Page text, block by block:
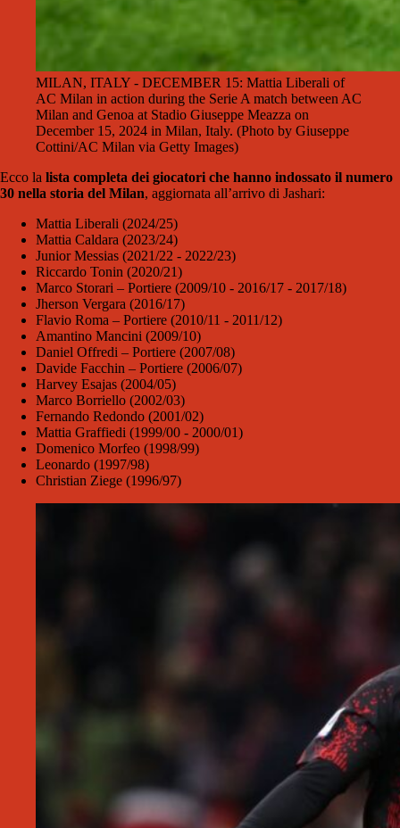
MILAN, ITALY - DECEMBER 15: Mattia Liberali of
AC Milan in action during the Serie A match between AC
Milan and Genoa at Stadio Giuseppe Meazza on
December 15, 2024 in Milan, Italy. (Photo by Giuseppe
Cottini/AC Milan via Getty Images)
Ecco la lista completa dei giocatori che hanno indossato il numero
30 nella storia del Milan, aggiornata all’arrivo di Jashari:
Mattia Liberali (2024/25)
Mattia Caldara (2023/24)
Junior Messias (2021/22 - 2022/23)
Riccardo Tonin (2020/21)
Marco Storari – Portiere (2009/10 - 2016/17 - 2017/18)
Jherson Vergara (2016/17)
Flavio Roma – Portiere (2010/11 - 2011/12)
Amantino Mancini (2009/10)
Daniel Offredi – Portiere (2007/08)
Davide Facchin – Portiere (2006/07)
Harvey Esajas (2004/05)
Marco Borriello (2002/03)
Fernando Redondo (2001/02)
Mattia Graffiedi (1999/00 - 2000/01)
Domenico Morfeo (1998/99)
Leonardo (1997/98)
Christian Ziege (1996/97)